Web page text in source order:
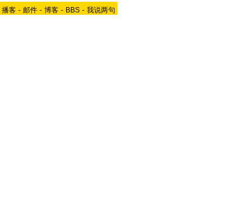
播客 - 邮件 - 博客 - BBS - 我说两句